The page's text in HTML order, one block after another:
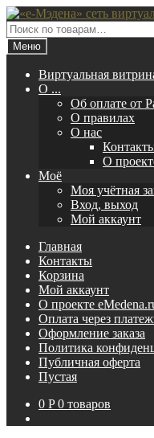
Перейти
к
навигации
Перейти
к
содержимому
Искать:
Меню
Виртуальная
O ...
Об оплате от
О правилах
О нас
О
Моё
Моя учётная
Вход, выход
Мой аккаунт
Главная
Контакты
Корзина
Мой аккаунт
О проекте
Оплата через
Оформление заказа
Политика
Публичная оферта
Пустая
0 P 0 товаров